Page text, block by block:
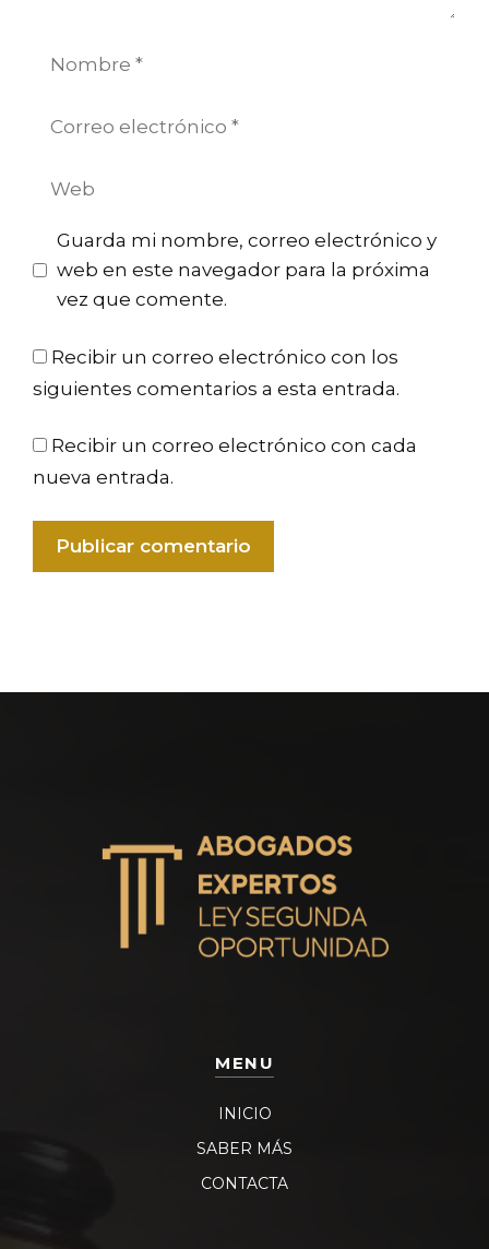
Nombre
Correo
Web
Guarda mi nombre, correo electrónico y
web en este navegador para la próxima
vez que comente.
Recibir un correo electrónico con los
siguientes comentarios a esta entrada.
Recibir un correo electrónico con cada
nueva entrada.
MENU
INICIO
SABER MÁS
CONTACTA